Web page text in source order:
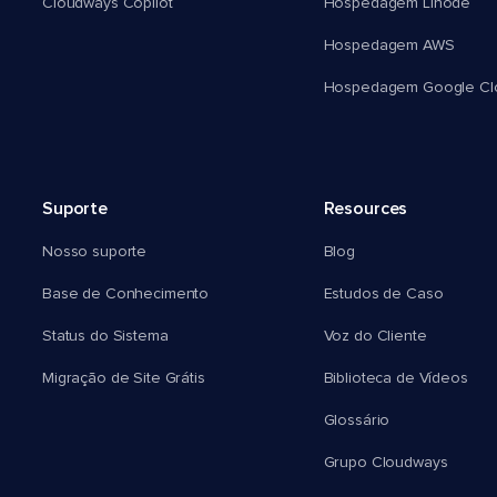
Cloudways Copilot Hospedagem Linode
Hospedagem AWS
Hospedagem Google
Suporte
Nosso suporte
Base de Conhecimento
Status do Sistema
Migração de Site Grátis
Resources
Blog
Estudos de Caso
Voz do Cliente
Biblioteca de Vídeos
Glossário
Grupo Cloudways